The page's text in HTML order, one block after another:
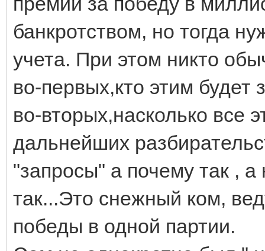
банкротством, но тогда
учета. При этом никто
во-первых,кто этим будет
во-вторых,насколько все
дальнейших
"запросы" а почему так ,
так...Это снежный ком,
победы в одной партии.